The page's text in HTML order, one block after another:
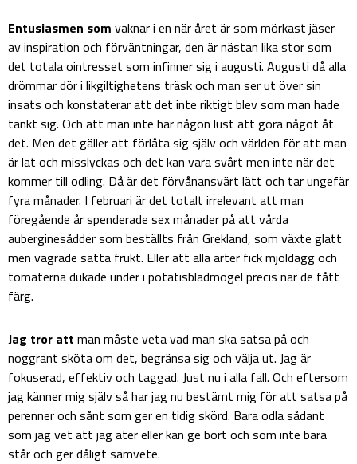
Entusiasmen som vaknar i en när året är som mörkast jäser
av inspiration och förväntningar, den är nästan lika stor som
det totala ointresset som infinner sig i augusti. Augusti då alla
drömmar dör i likgiltighetens träsk och man ser ut över sin
insats och konstaterar att det inte riktigt blev som man hade
tänkt sig. Och att man inte har någon lust att göra något åt
det. Men det gäller att förlåta sig själv och världen för att man
är lat och misslyckas och det kan vara svårt men inte när det
kommer till odling. Då är det förvånansvärt lätt och tar ungefär
fyra månader. I februari är det totalt irrelevant att man
föregående år spenderade sex månader på att vårda
auberginesådder som beställts från Grekland, som växte glatt
men vägrade sätta frukt. Eller att alla ärter fick mjöldagg och
tomaterna dukade under i potatisbladmögel precis när de fått
färg.
Jag tror att man måste veta vad man ska satsa på och
noggrant sköta om det, begränsa sig och välja ut. Jag är
fokuserad, effektiv och taggad. Just nu i alla fall. Och eftersom
jag känner mig själv så har jag nu bestämt mig för att satsa på
perenner och sånt som ger en tidig skörd. Bara odla sådant
som jag vet att jag äter eller kan ge bort och som inte bara
står och ger dåligt samvete.